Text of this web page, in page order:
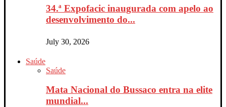
34.ª Expofacic inaugurada com apelo ao
desenvolvimento do...
July 30, 2026
Saúde
Saúde
Mata Nacional do Bussaco entra na elite
mundial...